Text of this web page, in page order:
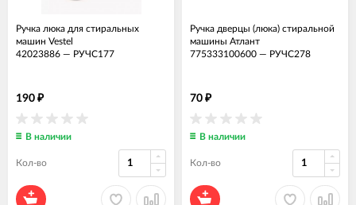
Ручка люка для стиральных
машин Vestel
42023886 — РУЧС177
190 ₽
В наличии
Кол-во
Ручка дверцы (люка) стиральной
машины Атлант
775333100600 — РУЧС278
70 ₽
В наличии
Кол-во